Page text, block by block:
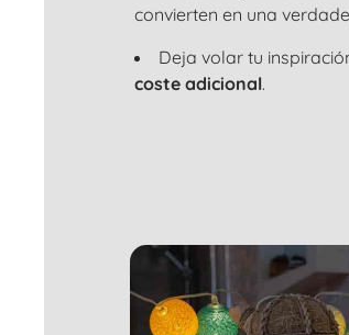
convierten en una
Deja volar tu
coste adicional.